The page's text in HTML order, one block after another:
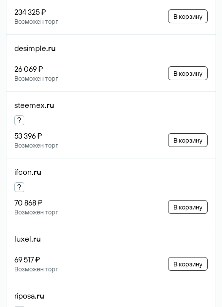
234 325 ₽
Возможен торг
В корзину
desimple.ru
26 069 ₽
Возможен торг
В корзину
steemex.ru
?
53 396 ₽
Возможен торг
В корзину
ifcon.ru
?
70 868 ₽
Возможен торг
В корзину
luxel.ru
69 517 ₽
Возможен торг
В корзину
riposa.ru